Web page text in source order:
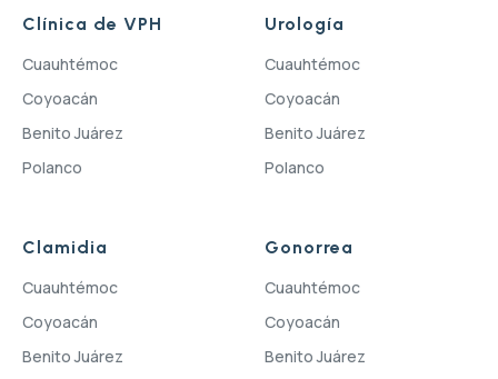
Clínica de VPH
Cuauhtémoc
Coyoacán
Benito Juárez
Polanco
Urología
Cuauhtémoc
Coyoacán
Benito Juárez
Polanco
Clamidia
Cuauhtémoc
Coyoacán
Benito Juárez
Gonorrea
Cuauhtémoc
Coyoacán
Benito Juárez